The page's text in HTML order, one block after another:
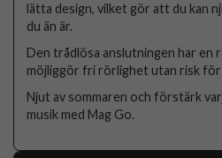
lätta design, vilket gör att du kan
du än är.
Den trådlösa anslutningen har en
möjliggör fri rörlighet utan risk
Njut av sommaren och förstärk
musik med Mag Go.